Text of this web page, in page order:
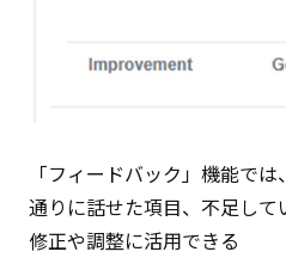
「フィードバック」機能で
通りに話せた項目、不足し
修正や調整に活用できる